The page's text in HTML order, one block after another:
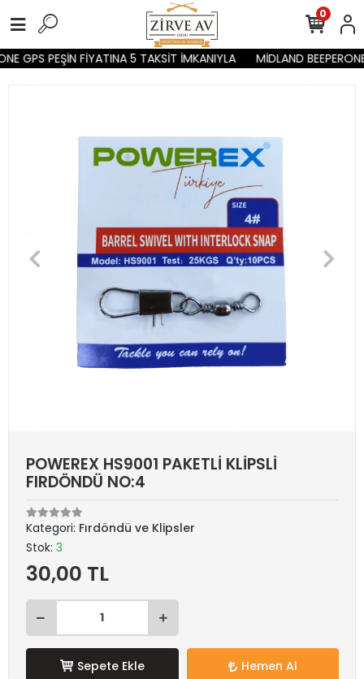
GPS PEŞİN FİYATINA 5 TAKSİT İMKANIYLA MİDLAND
0
POWEREX HS9001 PAKETLİ KLİPSLİ
FIRDÖNDÜ NO:4
Kategori: Fırdöndü ve Klipsler
Stok: 3
30,00 TL
Sepete Ekle Hemen Al